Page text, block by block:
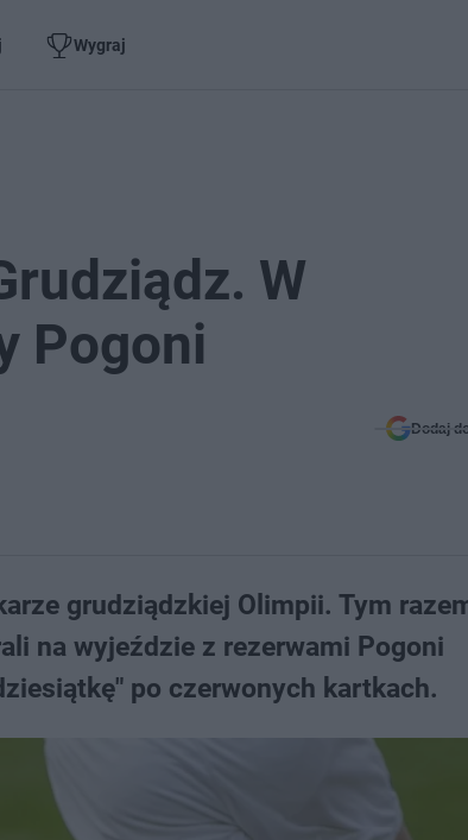
Wygraj
W
Pogoni
Dodaj
grudziądzkiej Olimpii. Tym
na wyjeździe z rezerwami Pogoni
po czerwonych kartkach.